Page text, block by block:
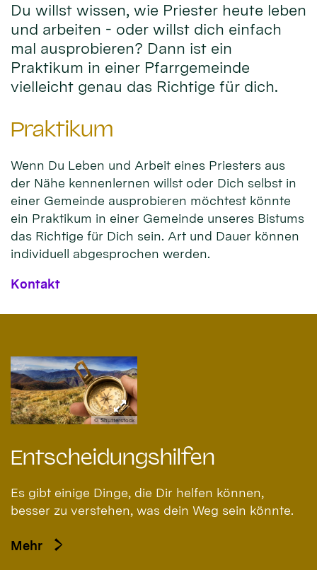
Du willst wissen, wie Priester heute leben
und arbeiten - oder willst dich einfach
mal ausprobieren? Dann ist ein
Praktikum in einer Pfarrgemeinde
vielleicht genau das Richtige für dich.
Praktikum
Wenn Du Leben und Arbeit eines Priesters aus
der Nähe kennenlernen willst oder Dich selbst in
einer Gemeinde ausprobieren möchtest könnte
ein Praktikum in einer Gemeinde unseres Bistums
das Richtige für Dich sein. Art und Dauer können
individuell abgesprochen werden.
Kontakt
© Shutterstock
Entscheidungshilfen
Es gibt einige Dinge, die Dir helfen können,
besser zu verstehen, was dein Weg sein könnte.
Mehr